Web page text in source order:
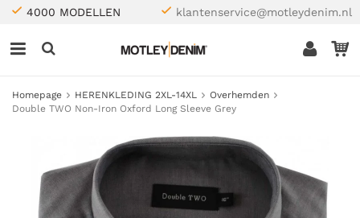
4000 MODELLEN klantenservice@motleydenim.nl
Homepage HERENKLEDING 2XL-14XL
Overhemden
Double TWO Non-Iron Oxford Long Sleeve Grey